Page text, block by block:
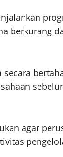
berkurang
agar